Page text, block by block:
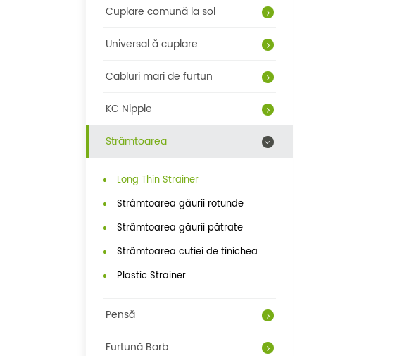
Cuplare comună la sol
Universal ă cuplare
Cabluri mari de furtun
KC Nipple
Strâmtoarea
Long Thin Strainer
Strâmtoarea găurii rotunde
Strâmtoarea găurii pătrate
Strâmtoarea cutiei de tinichea
Plastic Strainer
Pensă
Furtună Barb